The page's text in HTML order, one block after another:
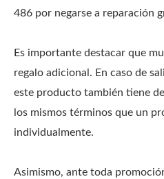
486 por negarse a reparación
Es importante destacar que
regalo adicional. En caso de
este producto también tiene
los mismos términos que un
individualmente.
Asimismo, ante toda